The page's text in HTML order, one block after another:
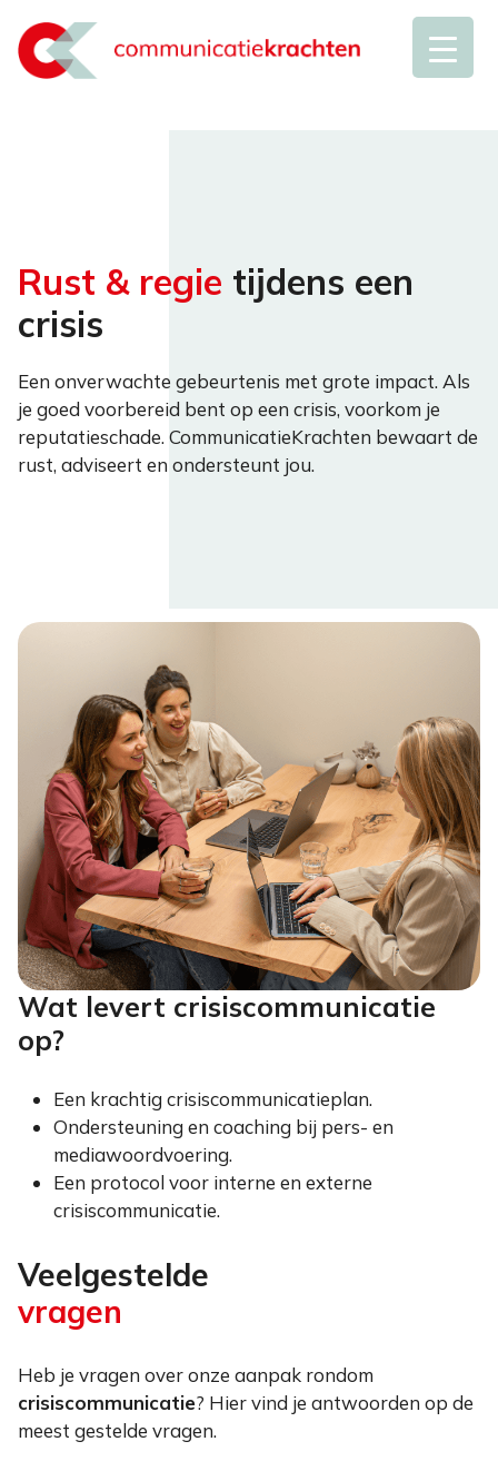
naar
de
Rust & regie tijdens een
crisis
Een onverwachte gebeurtenis met grote impact. Als
je goed voorbereid bent op een crisis, voorkom je
reputatieschade. CommunicatieKrachten bewaart de
rust, adviseert en ondersteunt jou.
Wat levert crisiscommunicatie
op?
Een krachtig crisiscommunicatieplan.
Ondersteuning en coaching bij pers- en
mediawoordvoering.
Een protocol voor interne en externe
crisiscommunicatie.
Veelgestelde
vragen
Heb je vragen over onze aanpak rondom
crisiscommunicatie? Hier vind je antwoorden op de
meest gestelde vragen.